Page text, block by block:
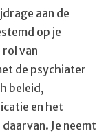
aan de
op je
van
de psychiater
beleid,
en het
Je neemt